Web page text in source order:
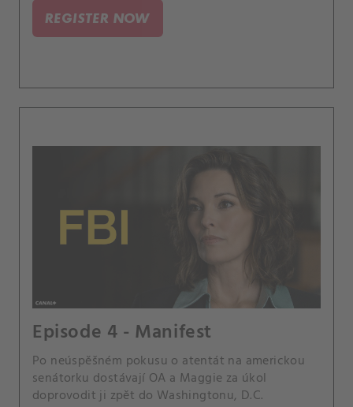
protne s operací DEA.
REGISTER NOW
Episode 4 - Manifest
Po neúspěšném pokusu o atentát na americkou
senátorku dostávají OA a Maggie za úkol
doprovodit ji zpět do Washingtonu, D.C.